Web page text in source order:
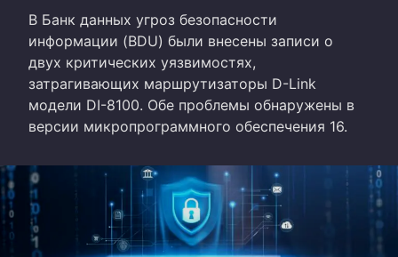
В Банк данных угроз безопасности
информации (BDU) были внесены записи о
двух критических уязвимостях,
затрагивающих маршрутизаторы D-Link
модели DI-8100. Обе проблемы обнаружены в
версии микропрограммного обеспечения 16.